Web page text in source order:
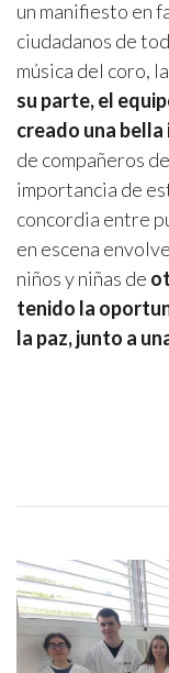
un manifiesto en
ciudadanos de
música del coro,
su parte, el
creado una
de compañeros
importancia de
concordia entre
en escena
niños y niñas de
tenido la
la paz, junto a